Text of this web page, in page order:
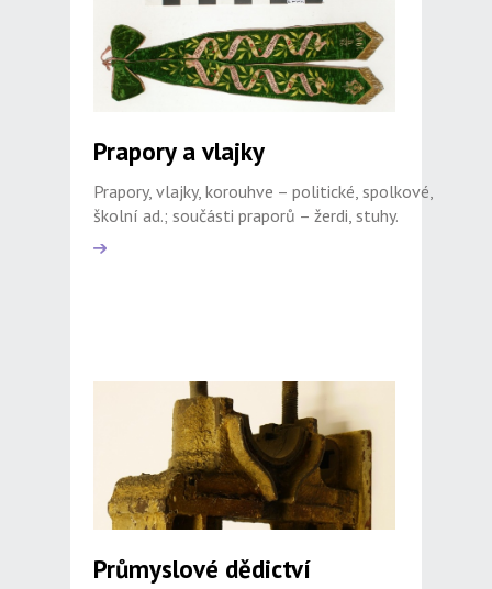
Prapory a vlajky
Prapory, vlajky, korouhve – politické, spolkové,
školní ad.; součásti praporů – žerdi, stuhy.
Průmyslové dědictví